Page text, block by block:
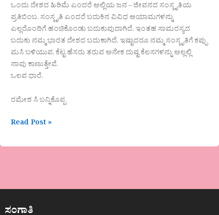
ಒಂದು ದೇಶದ ಹಿರಿಮೆ ಎಂದರೆ ಅಲ್ಲಿಯ ಜನ – ಜೀವನದ ಸಂಸ್ಕೃತಿಯ
ಪ್ರತಿಬಿಂಬ. ಸಂಸ್ಕೃತಿ ಎಂದರೆ ಬದುಕಿನ ವಿವಿಧ ಆಯಾಮಗಳನ್ನು
ಎಲ್ಲರೊಂದಿಗೆ ಹಂಚಿಕೊಂಡು ಬದುಕುವುದಾಗಿದೆ. ಇಂತಹ ಸಾಮರಸ್ಯದ
ಬದುಕು ನಮ್ಮ ಭಾರತ ದೇಶದ ಬದುಕಾಗಿದೆ. ಇಷ್ಟಾದರೂ ನಮ್ಮ ಸಂಸ್ಕೃತಿಗೆ ಕಪ್ಪು
ಮಸಿ ಬಳಿಯುವ, ಕೆಟ್ಟ ಹೆಸರು ತರುವ ಅನೇಕ ದುಷ್ಟ ಕೆಲಸಗಳನ್ನು ಅಲ್ಲಲ್ಲಿ
ನಾವು ಕಾಣುತ್ತೇವೆ.
ಒಲವ ಧಾರೆ.
ರಮೇಶ ಸಿ ಬನ್ನಿಕೊಪ್ಪ
Read Post »